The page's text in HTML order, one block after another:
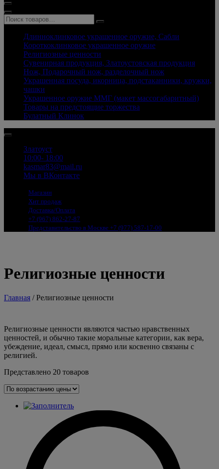
Длинноклинковое украшенное оружие, Сабли
Короткоклинковое украшенное оружие
Религиозные ценности
Сувенирная продукция, Златоустовская продукция
Нож, Подарочный нож, разделочный нож
Украшенная посуда, икорница, подстаканники, кружки,
чашки
Украшенное оружие ММГ (макет массогабаритный)
Товары на предстоящие торжества
Булатный Клинок
Златоуст
10:00- 18:00
kasmar83@mail.ru
Мы в ВКонтакте
Магазин
Хит продаж
Доставка/Оплата
+7 (967) 862-27-87
Представительство в Москве +7 (977) 587-17-00
Религиозные ценности
Главная / Религиозные ценности
Религиозные ценности являются частью нравственных
ценностей, и обычно такие моральные категории, как вера,
убеждение, идеал, смысл, прямо или косвенно связаны с
религией.
Представлено 20 товаров